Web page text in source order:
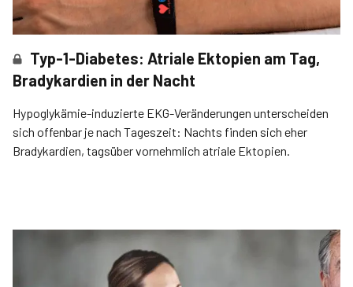
Typ-1-Diabetes: Atriale Ektopien am Tag,
Bradykardien in der Nacht
Hypoglykämie-induzierte EKG-Veränderungen unterscheiden
sich offenbar je nach Tageszeit: Nachts finden sich eher
Bradykardien, tagsüber vornehmlich atriale Ektopien.